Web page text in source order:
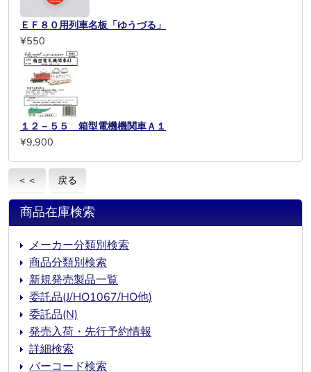
ＥＦ８０用列車名板「ゆうづる」
¥550
１２－５５ 箱型電機機関車Ａ１
¥9,900
＜＜ 戻る
商品在庫検索
メーカー分類別検索
商品分類別検索
新規発売製品一覧
委託品(J/HO1067/HO他)
委託品(N)
発売入荷・先行予約情報
詳細検索
バーコード検索